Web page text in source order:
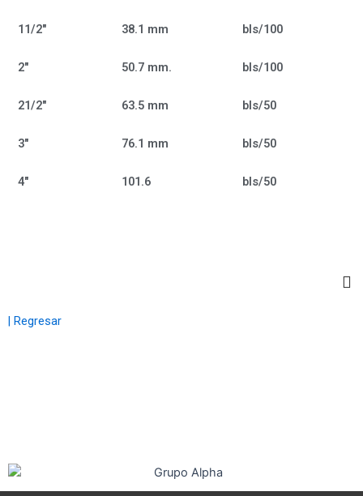
11/2" 38.1 mm bls/100
2" 50.7 mm. bls/100
21/2" 63.5 mm bls/50
3" 76.1 mm bls/50
4" 101.6 bls/50
| Regresar